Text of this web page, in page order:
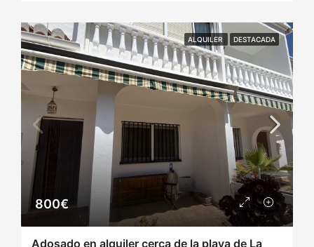
ALQUILER DESTACADA
800€
Adosado en alquiler cerca de la playa de La